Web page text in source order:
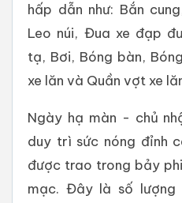
hấp dẫn như: Bắn
Leo núi, Đua xe đạp
tạ, Bơi, Bóng bàn,
xe lăn và Quần vợt xe
Ngày hạ màn - chủ
duy trì sức nóng đỉnh
được trao trong bảy
mạc. Đây là số lượng